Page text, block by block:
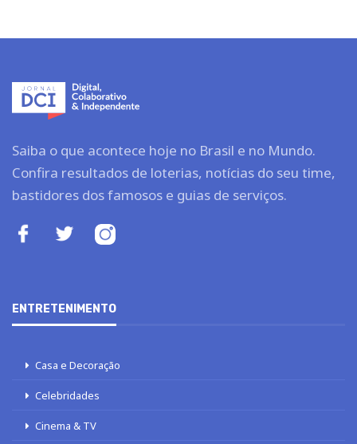
Saiba o que acontece hoje no Brasil e no Mundo.
Confira resultados de loterias, notícias do seu time,
bastidores dos famosos e guias de serviços.
ENTRETENIMENTO
Casa e Decoração
Celebridades
Cinema & TV